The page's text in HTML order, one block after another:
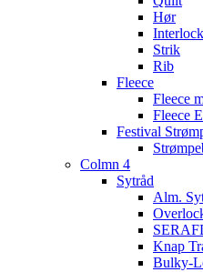
Hør
Strik
Rib
Fleece
Fleece
Fleece
Festival
Colmn 4
Sytråd
Alm.
Knap
Bulky-